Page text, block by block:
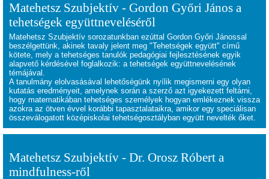
Matehetsz Szubjektív - Gordon Győri János a
tehetségek együttneveléséről
Matehetsz Szubjektív sorozatunkban ezúttal Gordon Győri Jánossal
beszélgettünk, akinek tavaly jelent meg "Tehetségek együtt" című
kötete, mely a tehetséges tanulók pedagógiai fejlesztésének egyik
alapvető kérdésével foglalkozik: a tehetségek együttnevelésének
témájával.
A tanulmány elolvasásával lehetőségünk nyílik megismerni egy olyan
kutatás eredményeit, amelynek során a szerző azt igyekezett feltárni,
hogy matematikában tehetséges személyek hogyan emlékeznek vissza
azokra az ötven évvel korábbi tapasztalataikra, amikor egy speciálisan
összeválogatott középiskolai tehetségosztályban együtt nevelték őket.
Matehetsz Szubjektív - Dr. Orosz Róbert a
mindfulness-ről